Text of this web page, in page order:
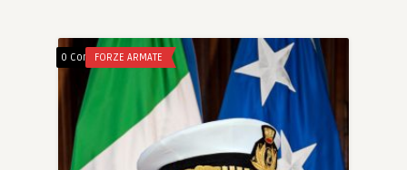
0 CommentsFORZE ARMATE